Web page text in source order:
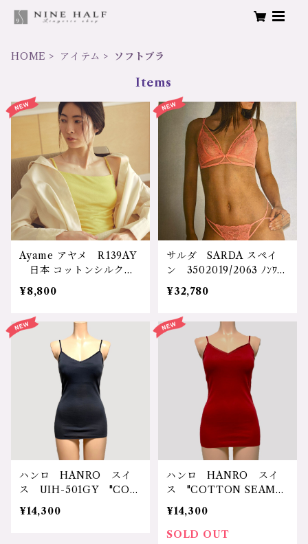
HOME アイテム ソフトブラ
Items
Ayame アヤメ R139AY
日本 コットンシルク
ソフトパット付ブラキャミ
ソール M/Lサイズ 880
0円（送料無料）
¥8,800
サルダ SARDA スペイ
ン 3502019/2063 ﾉﾝﾜｲﾔ
ｰ.ﾉﾝﾊﾟﾃｯﾄﾌﾞﾗ/ﾀﾝｶﾞ サイ
ズ：S/S カラー：ピーチ
ピンク 価格：32780円
（税込）送料無料
¥32,780
ハンロ HANRO スイ
ス UIH-501GY "COT
TON SEAMLESS” 輸
入ランジェリー コットン
¥14,300
ハンロ HANRO スイ
ス "COTTON SEAML
ESS”シリーズ UIH-501
インポートランジェリ
ー 輸入下着 コットン1
¥14,300
SOLD OUT